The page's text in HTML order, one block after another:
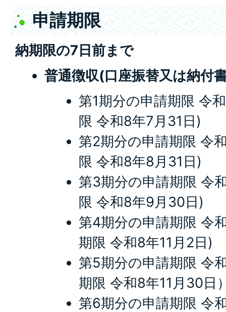
申請期限
納期限の7日前まで
普通徴収(口座振替又は納付
第1期分の申請期限 令
限 令和8年7月31日)
第2期分の申請期限 令
限 令和8年8月31日)
第3期分の申請期限 令
限 令和8年9月30日)
第4期分の申請期限 令
期限 令和8年11月2日)
第5期分の申請期限 令
期限 令和8年11月30日
第6期分の申請期限 令